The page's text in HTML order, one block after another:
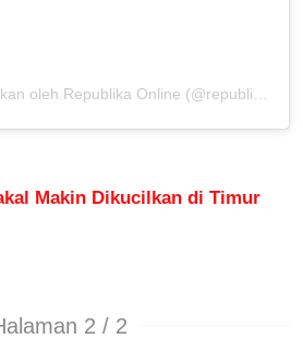
Sebuah kiriman dibagikan oleh Republika Online (@republikaonline)
Makin Dikucilkan di Timur
2 / 2